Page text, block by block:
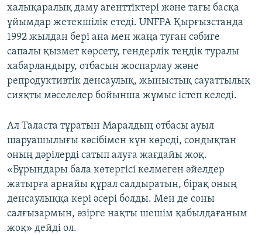
халықаралық даму агенттіктері және тағы басқа
ұйымдар жетекшілік етеді. UNFPA Қырғызстанда
1992 жылдан бері ана мен жаңа туған сәбиге
сапалы қызмет көрсету, гендерлік теңдік туралы
хабарландыру, отбасын жоспарлау және
репродуктивтік денсаулық, жыныстық сауаттылық
сияқты мәселелер бойынша жұмыс істеп келеді.
Ал Таласта тұратын Маралдың отбасы ауыл
шаруашылығы кәсібімен күн көреді, сондықтан
оның дәрілерді сатып алуға жағдайы жоқ.
«Бұрындары бала көтергісі келмеген әйелдер
жатырға арнайы құрал салдыратын, бірақ оның
денсаулыққа кері әсері болды. Мен де соны
салғызармын, әзірге нақты шешім қабылдағаным
жоқ» дейді ол.